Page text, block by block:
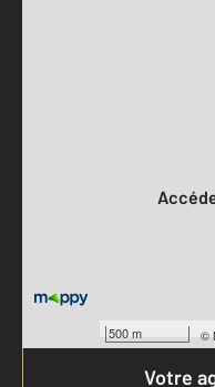
500 m ©
Votre